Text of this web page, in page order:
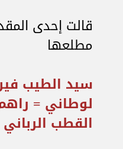
قالت إحدى
مطلعها
سيد الطيب
لوطاني =
القطب الرباني